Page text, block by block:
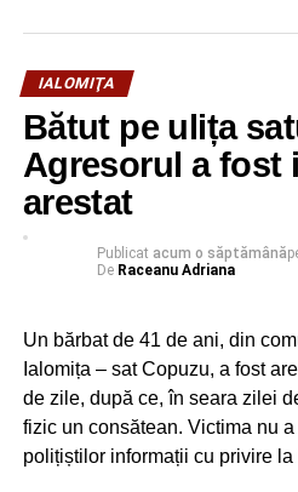
IALOMIŢA
Bătut pe ulița
Agresorul a fost
arestat
Publicat acum o săptămână
De Raceanu Adriana
Un bărbat de 41 de ani, din
Ialomița – sat Copuzu, a fost
de zile, după ce, în seara zilei
fizic un consătean. Victima nu
polițiștilor informații cu privire